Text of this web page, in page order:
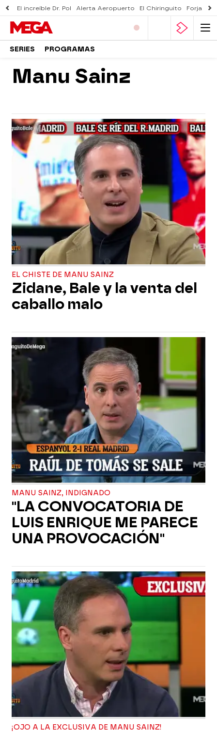
El increíble Dr. Pol Alerta Aeropuerto El Chiringuito Forjado
SERIES PROGRAMAS
Manu Sainz
EL CHISTE DE MANU SAINZ
Zidane, Bale y la venta del
caballo malo
MANU SAINZ, INDIGNADO
"LA CONVOCATORIA DE
LUIS ENRIQUE ME PARECE
UNA PROVOCACIÓN"
¡OJO A LA EXCLUSIVA DE MANU SAINZ!